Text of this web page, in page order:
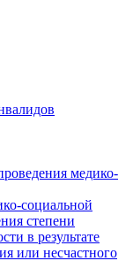
медико-
социальной
степени
в результате
или несчастного